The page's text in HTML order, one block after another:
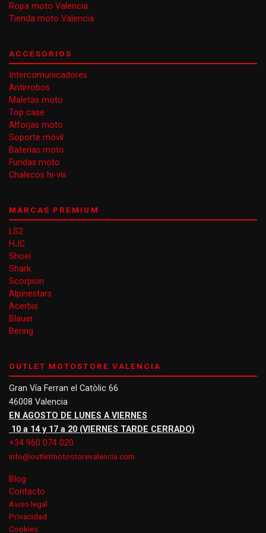
Ropa moto Valencia
Tienda moto Valencia
ACCESORIOS
Intercomunicadores
Antirrobos
Maletas moto
Top case
Alforjas moto
Soporte móvil
Baterías moto
Fundas moto
Chalecos hi-vis
MARCAS PREMIUM
LS2
HJC
Shoei
Shark
Scorpion
Alpinestars
Acerbis
Blauer
Bering
OUTLET MOTOSTORE VALENCIA
Gran Vía Ferran el Catòlic 66
46008 Valencia
EN AGOSTO DE LUNES A VIERNES
10 a 14 y 17 a 20 (VIERNES TARDE CERRADO)
+34 960 074 020
info@outletmotostorevalencia.com
Blog
Contacto
Aviso legal
Privacidad
Cookies